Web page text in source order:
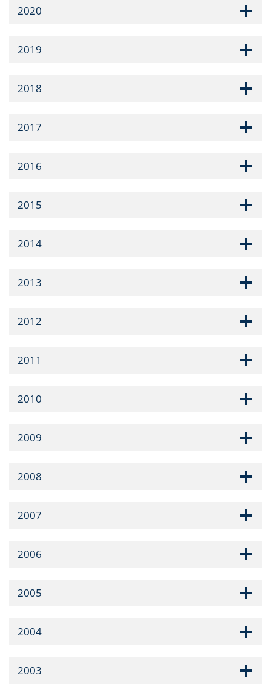
2020
2019
2018
2017
2016
2015
2014
2013
2012
2011
2010
2009
2008
2007
2006
2005
2004
2003